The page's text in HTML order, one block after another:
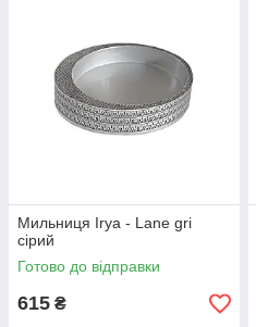
Мильниця Irya - Lane gri
сірий
Готово до відправки
615 ₴